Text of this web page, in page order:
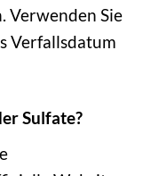
Verwenden Sie
Verfallsdatum
Sulfate?